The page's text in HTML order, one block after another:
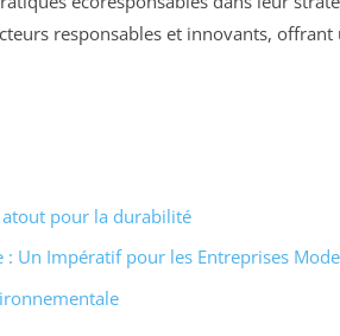
responsables et innovants,
pour la durabilité
Un Impératif pour les Entreprises